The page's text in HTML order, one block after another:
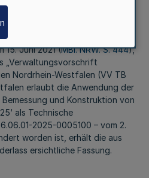
2025
Technische
15. Juni 2021 (MBl. NRW. S. 444),
„Verwaltungsvorschrift
Nordrhein-Westfalen (VV TB
erlaubt die Anwendung der
Bemessung und Konstruktion von
als Technische
2025-0005100 – vom 2.
worden ist, erhält die aus
ersichtliche Fassung.